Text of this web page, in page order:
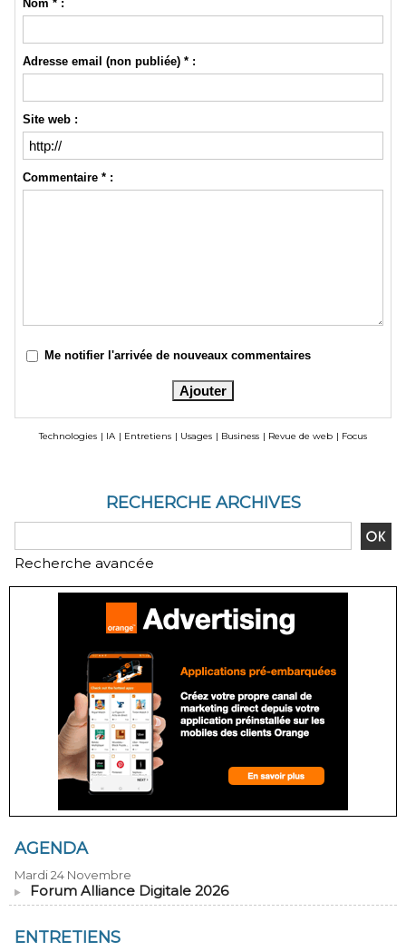
Nom * :
Adresse email (non publiée) * :
Site web :
Commentaire * :
Me notifier l'arrivée de nouveaux commentaires
Technologies | IA | Entretiens | Usages | Business | Revue de web | Focus
RECHERCHE ARCHIVES
Recherche avancée
AGENDA
Mardi 24 Novembre
Forum Alliance Digitale 2026
ENTRETIENS